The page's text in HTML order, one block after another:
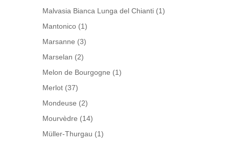
Malvasia Bianca Lunga del Chianti (1)
Mantonico (1)
Marsanne (3)
Marselan (2)
Melon de Bourgogne (1)
Merlot (37)
Mondeuse (2)
Mourvèdre (14)
Müller-Thurgau (1)